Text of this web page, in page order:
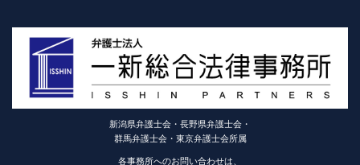
新潟県弁護士会・長野県弁護士会・
群馬弁護士会・東京弁護士会所属
各事務所へのお問い合わせは、